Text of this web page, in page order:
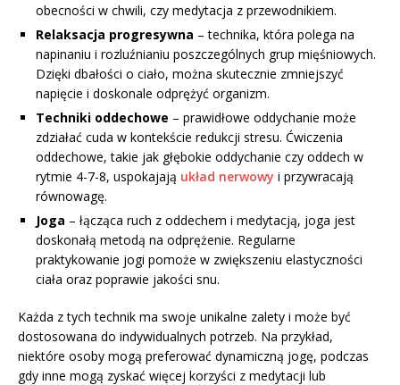
obecności w chwili, czy medytacja z przewodnikiem.
Relaksacja progresywna – technika, która polega na
napinaniu i rozluźnianiu poszczególnych grup mięśniowych.
Dzięki dbałości o ciało, można skutecznie zmniejszyć
napięcie i doskonale odprężyć organizm.
Techniki oddechowe – prawidłowe oddychanie może
zdziałać cuda w kontekście redukcji stresu. Ćwiczenia
oddechowe, takie jak głębokie oddychanie czy oddech w
rytmie 4-7-8, uspokajają układ nerwowy i przywracają
równowagę.
Joga – łącząca ruch z oddechem i medytacją, joga jest
doskonałą metodą na odprężenie. Regularne
praktykowanie jogi pomoże w zwiększeniu elastyczności
ciała oraz poprawie jakości snu.
Każda z tych technik ma swoje unikalne zalety i może być
dostosowana do indywidualnych potrzeb. Na przykład,
niektóre osoby mogą preferować dynamiczną jogę, podczas
gdy inne mogą zyskać więcej korzyści z medytacji lub